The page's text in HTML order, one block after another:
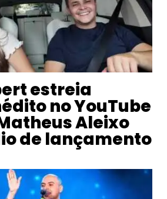
estreia
no YouTube
Aleixo
de lançamento